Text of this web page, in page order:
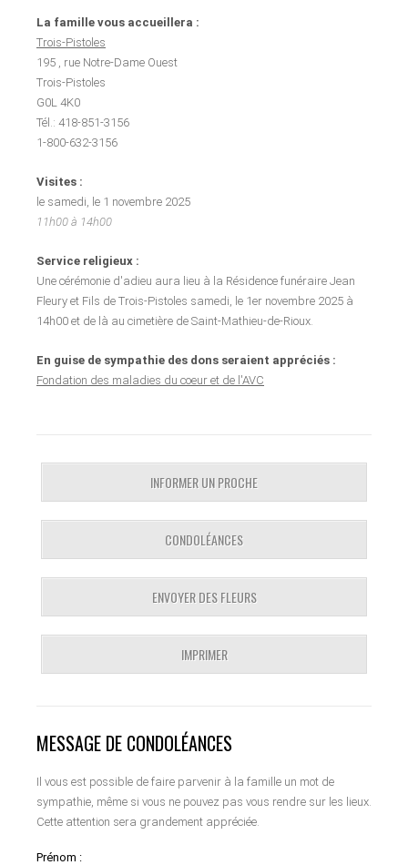
La famille vous accueillera :
Trois-Pistoles
195 , rue Notre-Dame Ouest
Trois-Pistoles
G0L 4K0
Tél.: 418-851-3156
1-800-632-3156
Visites :
le samedi, le 1 novembre 2025
11h00 à 14h00
Service religieux :
Une cérémonie d'adieu aura lieu à la Résidence funéraire Jean
Fleury et Fils de Trois-Pistoles samedi, le 1er novembre 2025 à
14h00 et de là au cimetière de Saint-Mathieu-de-Rioux.
En guise de sympathie des dons seraient appréciés :
Fondation des maladies du coeur et de l'AVC
INFORMER UN PROCHE
CONDOLÉANCES
ENVOYER DES FLEURS
IMPRIMER
MESSAGE DE CONDOLÉANCES
Il vous est possible de faire parvenir à la famille un mot de
sympathie, même si vous ne pouvez pas vous rendre sur les lieux.
Cette attention sera grandement appréciée.
Prénom :